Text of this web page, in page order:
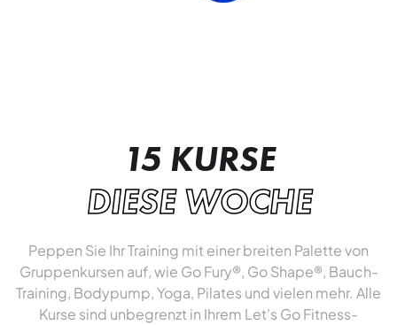
15 KURSE
DIESE WOCHE
Peppen Sie Ihr Training mit einer breiten Palette von
Gruppenkursen auf, wie Go Fury®, Go Shape®, Bauch-
Training, Bodypump, Yoga, Pilates und vielen mehr. Alle
Kurse sind unbegrenzt in Ihrem Let's Go Fitness-